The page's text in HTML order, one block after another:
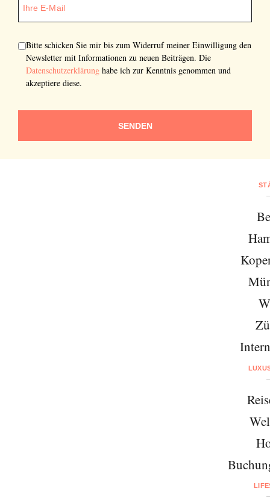
Bitte schicken Sie mir bis zum Widerruf meiner Einwilligung den
Newsletter mit Informationen zu neuen Beiträgen. Die
Datenschutzerklärung habe ich zur Kenntnis genommen und
akzeptiere diese.
SENDEN